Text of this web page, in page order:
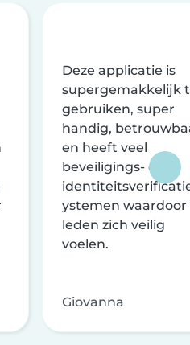
Deze applicatie is
supergemakkelijk
gebruiken, super
handig,
en heeft veel
beveiligings- en
ystemen waardoor
leden zich veilig
voelen.
Giovanna